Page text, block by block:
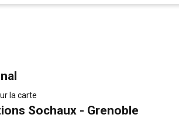
la carte
Sochaux - Grenoble